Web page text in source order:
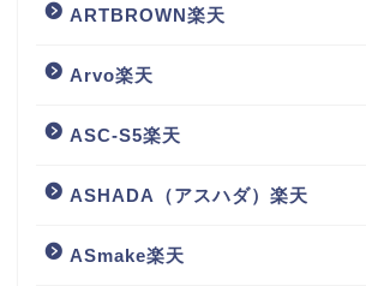
ARTBROWN楽天
Arvo楽天
ASC-S5楽天
ASHADA（アスハダ）楽天
ASmake楽天